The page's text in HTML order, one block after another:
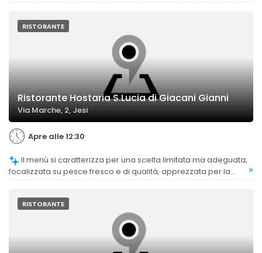
RISTORANTE
Ristorante Hostaria S.Lucia di Giacani Gianni
Via Marche, 2, Jesi
Apre alle 12:30
focalizzata su pesce fresco e di qualità, apprezzata per la
»
RISTORANTE